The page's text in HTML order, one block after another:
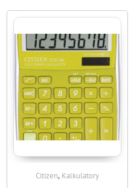
Citizen, Kalkulatory